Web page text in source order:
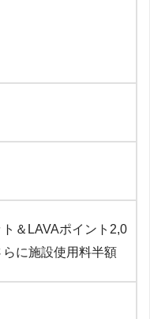
＆LAVAポイント2,0
に施設使用料半額